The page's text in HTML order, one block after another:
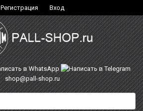
Регистрация Вход
shop@pall-shop.ru